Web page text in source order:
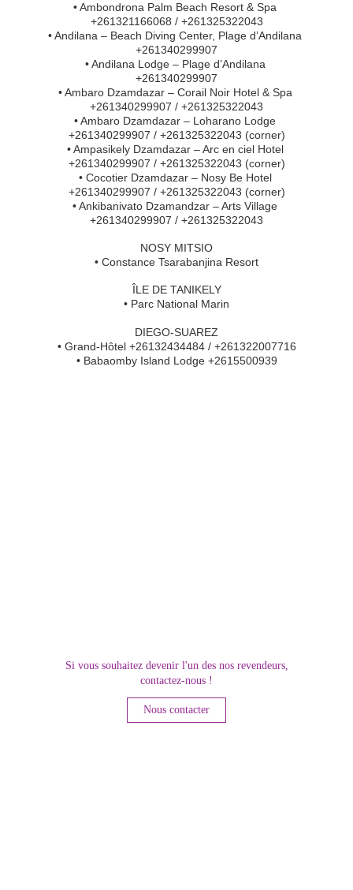
• Ambondrona Palm Beach Resort & Spa
+261321166068 / +261325322043
• Andilana – Beach Diving Center, Plage d’Andilana
+261340299907
• Andilana Lodge – Plage d’Andilana
+261340299907
• Ambaro Dzamdazar – Corail Noir Hotel & Spa
+261340299907 / +261325322043
• Ambaro Dzamdazar – Loharano Lodge
+261340299907 / +261325322043 (corner)
• Ampasikely Dzamdazar – Arc en ciel Hotel
+261340299907 / +261325322043 (corner)
• Cocotier Dzamdazar – Nosy Be Hotel
+261340299907 / +261325322043 (corner)
• Ankibanivato Dzamandzar – Arts Village
+261340299907 / +261325322043
NOSY MITSIO
• Constance Tsarabanjina Resort
ÎLE DE TANIKELY
• Parc National Marin
DIEGO-SUAREZ
• Grand-Hôtel +26132434484 / +261322007716
• Babaomby Island Lodge +2615500939
Nous contacter
Si vous souhaitez devenir l'un des nos revendeurs,
contactez-nous !